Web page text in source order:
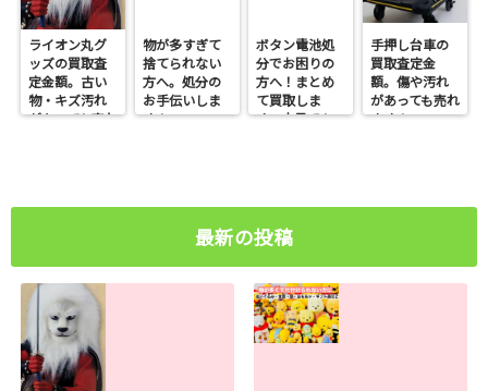
ライオン丸グ
ッズの買取査
定金額。古い
物・キズ汚れ
があっても売れ
物が多すぎて
捨てられない
方へ。処分の
お手伝いしま
す！
ボタン電池処
分でお困りの
方へ！まとめ
て買取しま
す。大量でも
手押し台車の
買取査定金
額。傷や汚れ
があっても売れ
ます！
最新の投稿